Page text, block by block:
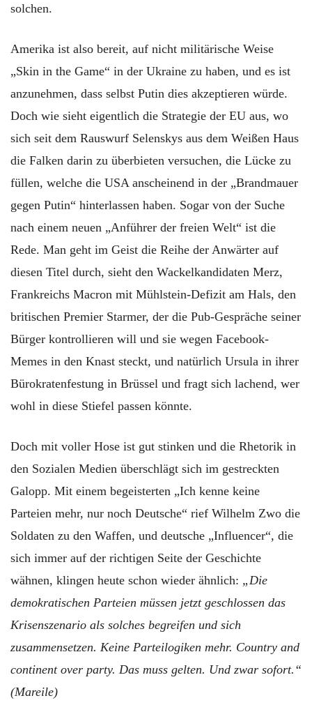
solchen.
Amerika ist also bereit, auf nicht militärische Weise
„Skin in the Game“ in der Ukraine zu haben, und es ist
anzunehmen, dass selbst Putin dies akzeptieren würde.
Doch wie sieht eigentlich die Strategie der EU aus, wo
sich seit dem Rauswurf Selenskys aus dem Weißen Haus
die Falken darin zu überbieten versuchen, die Lücke zu
füllen, welche die USA anscheinend in der „Brandmauer
gegen Putin“ hinterlassen haben. Sogar von der Suche
nach einem neuen „Anführer der freien Welt“ ist die
Rede. Man geht im Geist die Reihe der Anwärter auf
diesen Titel durch, sieht den Wackelkandidaten Merz,
Frankreichs Macron mit Mühlstein-Defizit am Hals, den
britischen Premier Starmer, der die Pub-Gespräche seiner
Bürger kontrollieren will und sie wegen Facebook-
Memes in den Knast steckt, und natürlich Ursula in ihrer
Bürokratenfestung in Brüssel und fragt sich lachend, wer
wohl in diese Stiefel passen könnte.
Doch mit voller Hose ist gut stinken und die Rhetorik in
den Sozialen Medien überschlägt sich im gestreckten
Galopp. Mit einem begeisterten „Ich kenne keine
Parteien mehr, nur noch Deutsche“ rief Wilhelm Zwo die
Soldaten zu den Waffen, und deutsche „Influencer“, die
sich immer auf der richtigen Seite der Geschichte
wähnen, klingen heute schon wieder ähnlich: „Die
demokratischen Parteien müssen jetzt geschlossen das
Krisenszenario als solches begreifen und sich
zusammensetzen. Keine Parteilogiken mehr. Country and
continent over party. Das muss gelten. Und zwar sofort.“
(Mareile)